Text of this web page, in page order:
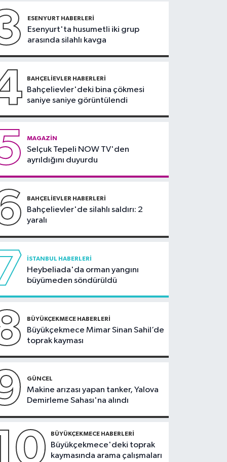
büyük başarılar elde
edeceğiz
İstanbul Haberleri
18:44Kireçburnu Sahili
Antalya plajlarını
aratmadı
ESENYURT HABERLERI
Esenyurt'ta husumetli iki grup
arasında silahlı kavga
BAHÇELIEVLER HABERLERI
Bahçelievler'deki bina çökmesi
saniye saniye görüntülendi
MAGAZIN
Selçuk Tepeli NOW TV'den
ayrıldığını duyurdu
BAHÇELIEVLER HABERLERI
Bahçelievler'de silahlı saldırı: 2
yaralı
İSTANBUL HABERLERI
Heybeliada'da orman yangını
büyümeden söndürüldü
BÜYÜKÇEKMECE HABERLERI
Büyükçekmece Mimar Sinan Sahil’de
toprak kayması
GÜNCEL
Makine arızası yapan tanker, Yalova
Demirleme Sahası'na alındı
BÜYÜKÇEKMECE HABERLERI
Büyükçekmece'deki toprak
kaymasında arama çalışmaları